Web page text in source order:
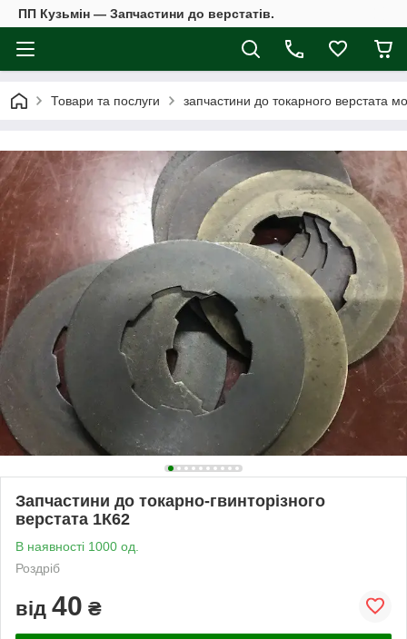
ПП Кузьмін — Запчастини до верстатів.
Товари та послуги запчастини до токарного верстата
Запчастини до токарно-гвинторізного
верстата 1К62
В наявності 1000 од.
Роздріб
від 40 ₴